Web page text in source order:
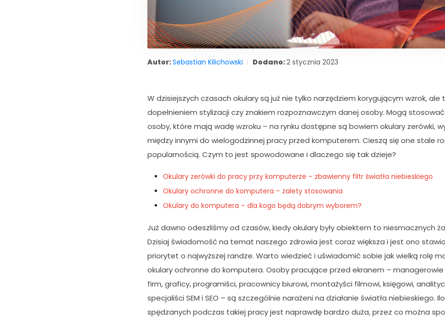
Autor:Sebastian Kilichowski Dodano:2 stycznia 2023
W dzisiejszych czasach okulary są już nie tylko narzędziem korygującym wzrok, ale
dopełnieniem stylizacji czy znakiem rozpoznawczym danej osoby. Mogą
osoby, które mają wadę wzroku – na rynku dostępne są bowiem okulary zerówki,
między innymi do wielogodzinnej pracy przed komputerem. Cieszą się one stale
popularnością. Czym to jest spowodowane i dlaczego się tak dzieje?
Okulary zerówki do pracy przy komputerze – zbawienny filtr światła niebieskiego
Okulary ochronne do komputera – zalety stosowania
Okulary do komputera – dla kogo będą dobrym wyborem?
Już dawno odeszliśmy od czasów, kiedy okulary były obiektem to niesmacznych
Dzisiaj świadomość na temat naszego zdrowia jest coraz większa i jest ono
priorytet o najwyższej randze. Warto wiedzieć i uświadomić sobie jak wielką rolę
okulary ochronne do komputera. Osoby pracujące przed ekranem – managerowie
firm, graficy, programiści, pracownicy biurowi, montażyści filmowi, księgowi,
specjaliści SEM i SEO – są szczególnie narażeni na działanie światła niebieskiego.
spędzanych podczas takiej pracy jest naprawdę bardzo duża, przez co można